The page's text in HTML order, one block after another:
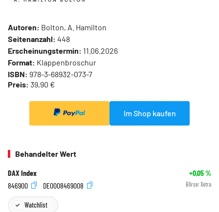
Autoren: Bolton, A. Hamilton
Seitenanzahl: 448
Erscheinungstermin: 11.06.2026
Format: Klappenbroschur
ISBN: 978-3-68932-073-7
Preis: 39,90 €
Im Shop kaufen
Behandelter Wert
DAX Index +0,05%
846900
DE0008469008 Börse: Xetra
Watchlist